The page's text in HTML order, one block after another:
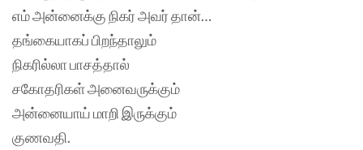
எம் அன்னைக்கு நிகர் அவர் தான்…
தங்கையாகப் பிறந்தாலும்
நிகரில்லா பாசத்தால்
சகோதரிகள் அனைவருக்கும்
அன்னையாய் மாறி இருக்கும்
குணவதி.